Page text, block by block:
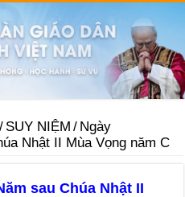
/ SUY NIỆM / Ngày
Nhật II Mùa Vọng năm C
sau Chúa Nhật II